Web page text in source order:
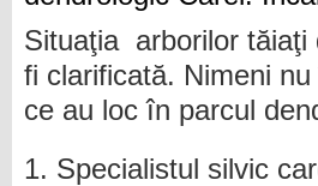
Situaţia arborilor tăiaţi
fi clarificată. Nimeni
ce au loc în parcul
1. Specialistul silvic